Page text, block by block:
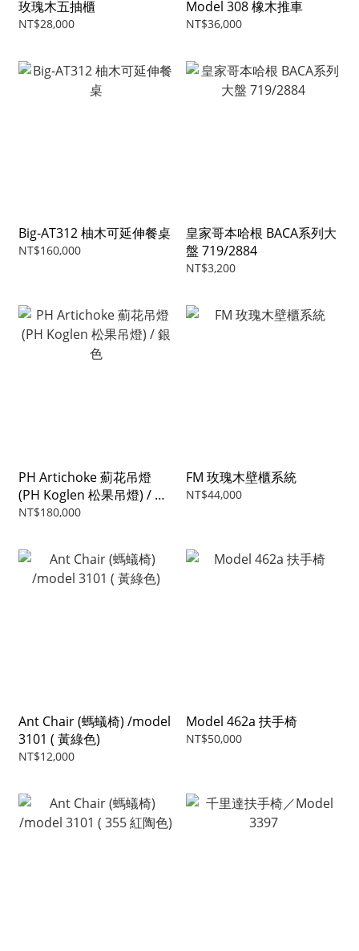
玫瑰木五抽櫃
NT$28,000
Model 308 橡木推車
NT$36,000
Big-AT312 柚木可延伸餐桌
NT$160,000
皇家哥本哈根 BACA系列大
盤 719/2884
NT$3,200
PH Artichoke 薊花吊燈
(PH Koglen 松果吊燈) / 銀
色
NT$180,000
FM 玫瑰木壁櫃系統
NT$44,000
Ant Chair (螞蟻椅) /model
3101 ( 黃綠色)
NT$12,000
Model 462a 扶手椅
NT$50,000